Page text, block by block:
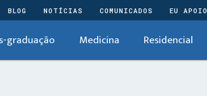
BLOG NOTÍCIAS COMUNICADOS EU APOIO
graduação Medicina Residencial